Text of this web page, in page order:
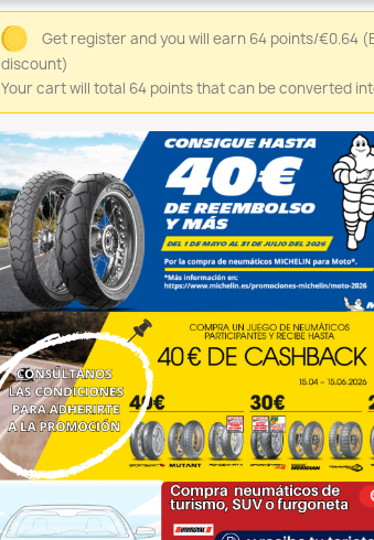
Get register and you will earn 64 points/€0.64
discount)
Your cart will total 64 points that can be converted